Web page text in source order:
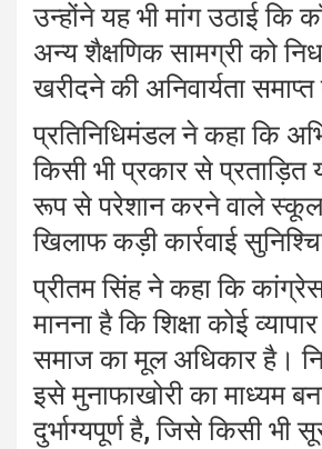
उन्होंने यह भी मांग उठाई कि
अन्य शैक्षणिक सामग्री को
खरीदने की अनिवार्यता
प्रतिनिधिमंडल ने कहा कि
किसी भी प्रकार से प्रताड़ित
रूप से परेशान करने वाले
खिलाफ कड़ी कार्रवाई
प्रीतम सिंह ने कहा कि कांग्रेस
मानना है कि शिक्षा कोई
समाज का मूल अधिकार है।
इसे मुनाफाखोरी का माध्यम
दुर्भाग्यपूर्ण है, जिसे किसी भी